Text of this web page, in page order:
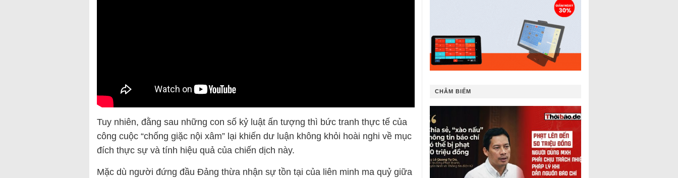
Tuy nhiên, đằng sau những con số kỷ luật ấn tượng thì bức tranh thực tế của
công cuộc “chống giặc nội xâm” lại khiến dư luận không khỏi hoài nghi về mục
đích thực sự và tính hiệu quả của chiến dịch này.
Mặc dù người đứng đầu Đảng thừa nhận sự tồn tại của liên minh ma quỷ giữa
CHÂM BIẾM